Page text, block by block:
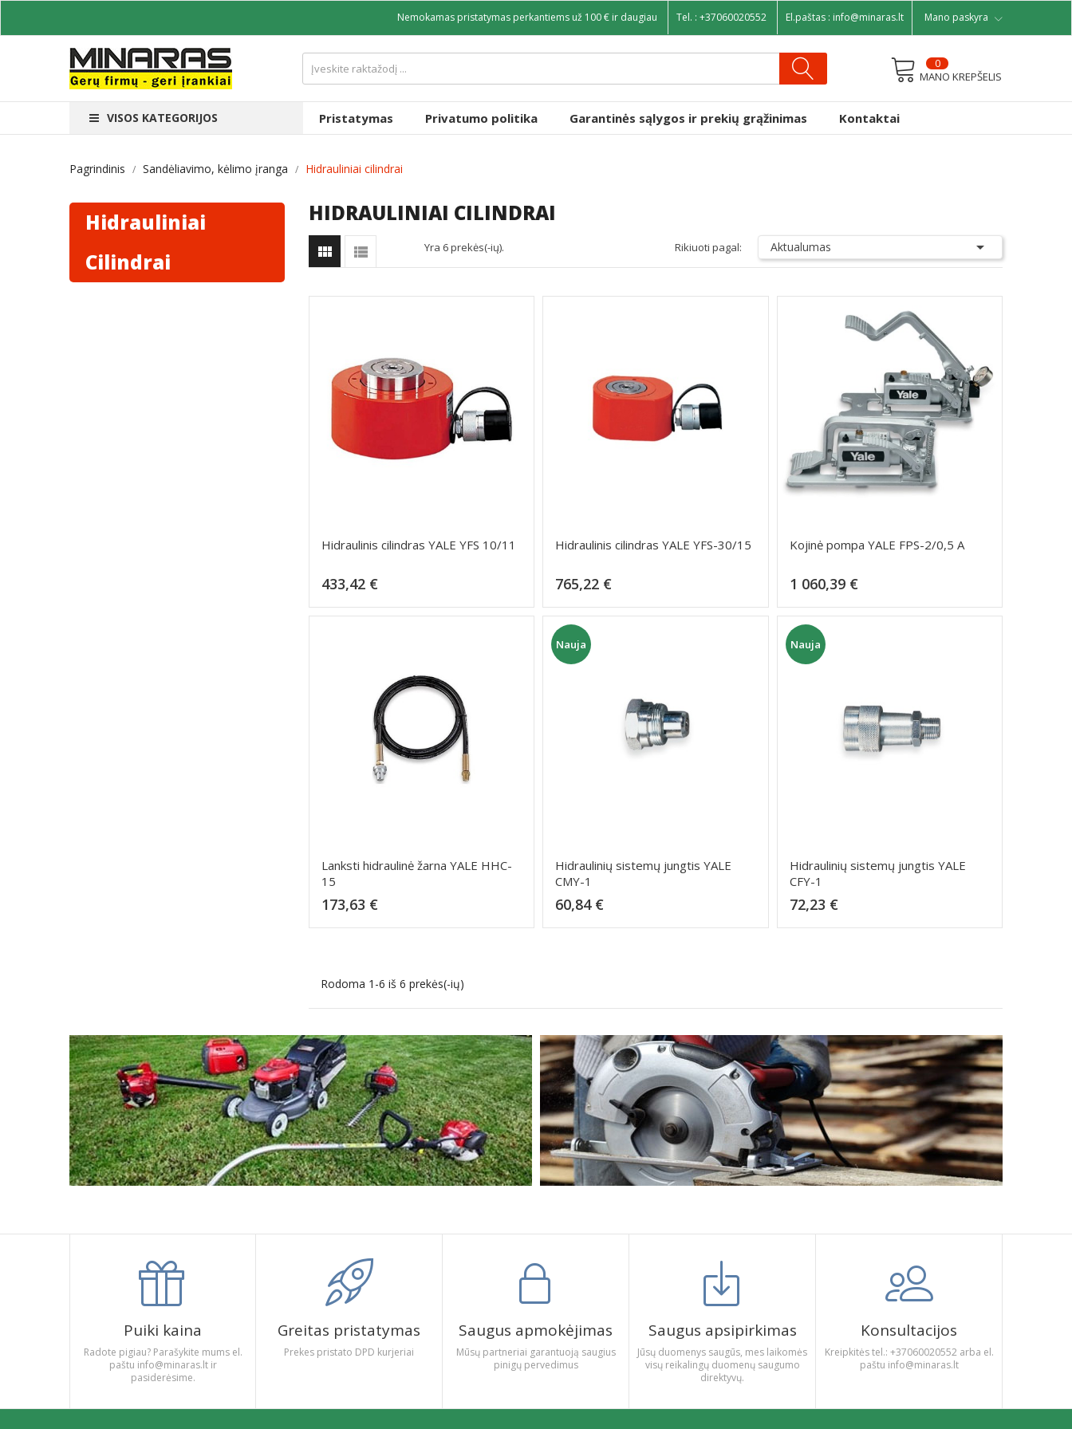
Mano paskyra
Nemokamas pristatymas perkantiems už 100 € ir daugiau Tel. : +37060020552 El.paštas : info@minaras.lt
MANO KREPŠELIS
0
VISOS KATEGORIJOS Pristatymas Privatumo politika Garantinės sąlygos ir prekių grąžinimas Kontaktai
Pagrindinis Sandėliavimo, kėlimo įranga Hidrauliniai cilindrai
Hidrauliniai
Cilindrai
HIDRAULINIAI CILINDRAI
  Yra 6 prekės(-ių). Rikiuoti pagal: Aktualumas 
Hidraulinis cilindras YALE YFS 10/11
433,42 €
Hidraulinis cilindras YALE YFS-30/15
765,22 €
Kojinė pompa YALE FPS-2/0,5 A
1 060,39 €Dėti į krepšelį
Lanksti hidraulinė žarna YALE HHC-
15
173,63 €
Nauja
Hidraulinių sistemų jungtis YALE
CMY-1
60,84 €
Nauja
Hidraulinių sistemų jungtis YALE
CFY-1
72,23 €
Rodoma 1-6 iš 6 prekės(-ių)
Puiki kaina
Radote pigiau? Parašykite mums el.
paštu info@minaras.lt ir
pasiderėsime.
Greitas pristatymas
Prekes pristato DPD kurjeriai
Saugus apmokėjimas
Mūsų partneriai garantuoją saugius
pinigų pervedimus
Saugus apsipirkimas
Jūsų duomenys saugūs, mes laikomės
visų reikalingų duomenų saugumo
direktyvų.
Konsultacijos
Kreipkitės tel.: +37060020552 arba el.
paštu info@minaras.lt